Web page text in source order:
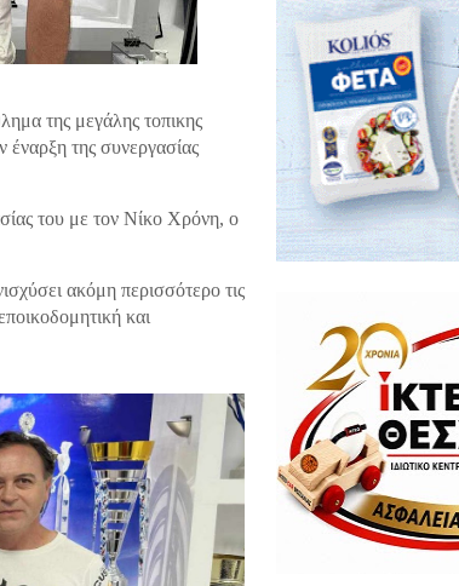
της μεγάλης τοπικης
έναρξη της συνεργασίας
του με τον Νίκο Χρόνη, ο
ακόμη περισσότερο τις
και